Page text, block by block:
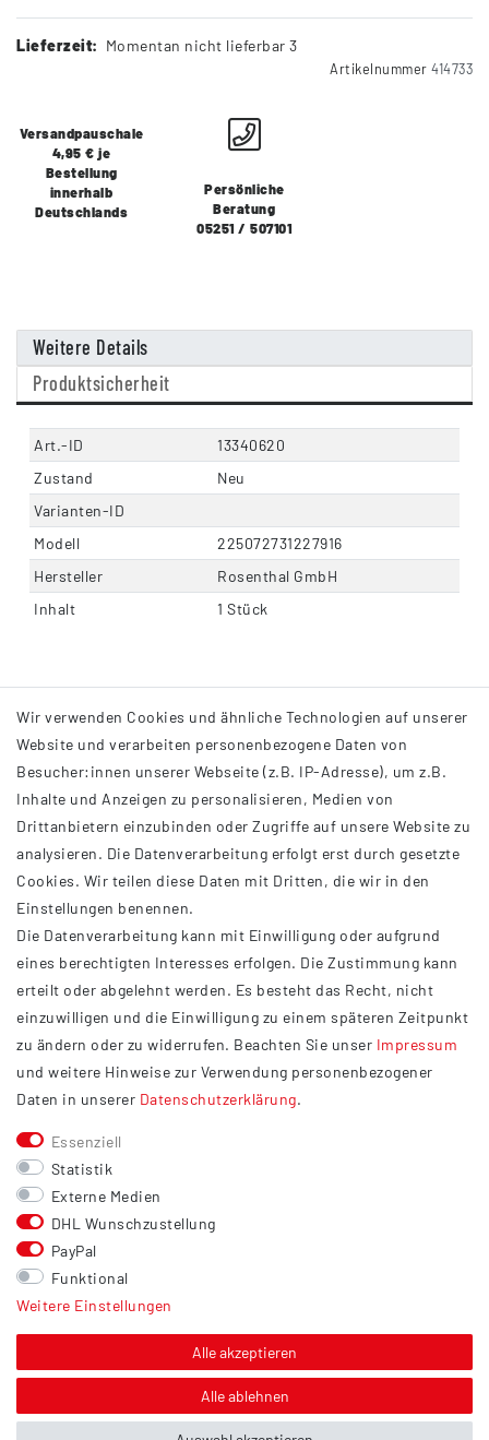
Lieferzeit: Momentan nicht lieferbar 3
Artikelnummer 414733
Versandpauschale
4,95 € je
Bestellung
innerhalb
Deutschlands
Persönliche
Beratung
05251 / 507101
Weitere Details
Produktsicherheit
Art.-ID
13340620
Zustand
Neu
Varianten-ID
Modell
225072731227916
Hersteller
Rosenthal GmbH
Inhalt
1 Stück
INFORMATIONEN
AGB
Impressum
Datenschutzerklärung
Widerrufsrecht
Barrierefreiheit
Service
Kontakt
Versand
Zahlung
Vertrag widerrufen
Sonstiges
Hinweis zur Entsorgung von Altbatterien & Altöl
Über uns
Wir verwenden Cookies und ähnliche Technologien auf unserer
Website und verarbeiten personenbezogene Daten von
Besucher:innen unserer Webseite (z.B. IP-Adresse), um z.B.
Inhalte und Anzeigen zu personalisieren, Medien von
Drittanbietern einzubinden oder Zugriffe auf unsere Website zu
analysieren. Die Datenverarbeitung erfolgt erst durch gesetzte
Cookies. Wir teilen diese Daten mit Dritten, die wir in den
Einstellungen benennen.
Die Datenverarbeitung kann mit Einwilligung oder aufgrund
eines berechtigten Interesses erfolgen. Die Zustimmung kann
erteilt oder abgelehnt werden. Es besteht das Recht, nicht
einzuwilligen und die Einwilligung zu einem späteren Zeitpunkt
zu ändern oder zu widerrufen. Beachten Sie unser Impressum
und weitere Hinweise zur Verwendung personenbezogener
Daten in unserer Daten­schutz­erklärung.
Essenziell
Statistik
Externe Medien
DHL Wunschzustellung
PayPal
Funktional
Weitere Einstellungen
Alle akzeptieren
Alle ablehnen